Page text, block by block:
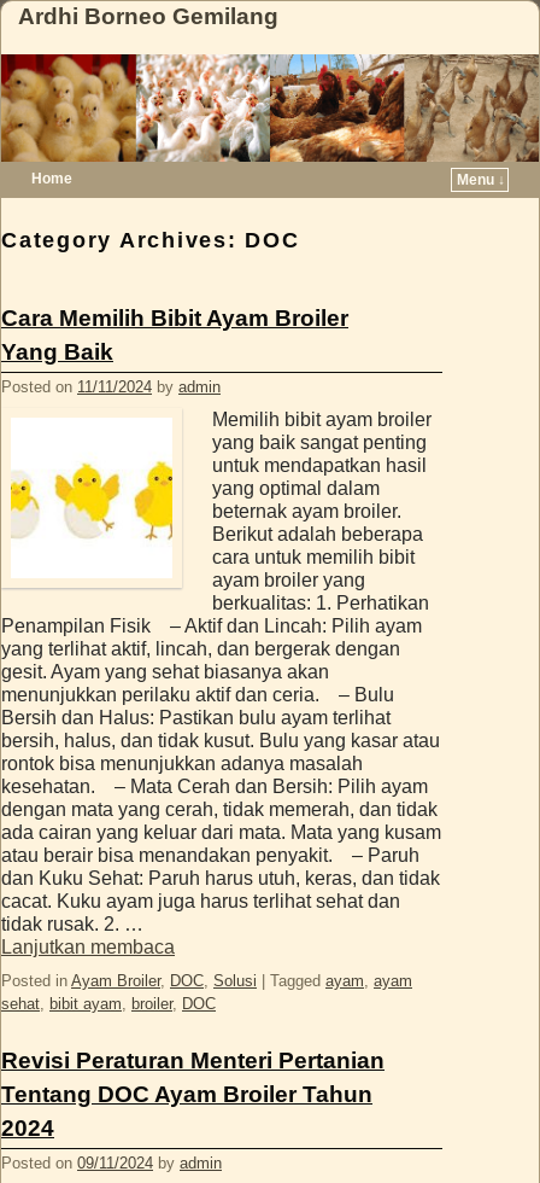
Ardhi Borneo Gemilang
Home
Menu ↓
Category Archives: DOC
Cara Memilih Bibit Ayam Broiler
Yang Baik
Posted on 11/11/2024 by admin
Memilih bibit ayam broiler
yang baik sangat penting
untuk mendapatkan hasil
yang optimal dalam
beternak ayam broiler.
Berikut adalah beberapa
cara untuk memilih bibit
ayam broiler yang
berkualitas: 1. Perhatikan
Penampilan Fisik – Aktif dan Lincah: Pilih ayam
yang terlihat aktif, lincah, dan bergerak dengan
gesit. Ayam yang sehat biasanya akan
menunjukkan perilaku aktif dan ceria. – Bulu
Bersih dan Halus: Pastikan bulu ayam terlihat
bersih, halus, dan tidak kusut. Bulu yang kasar atau
rontok bisa menunjukkan adanya masalah
kesehatan. – Mata Cerah dan Bersih: Pilih ayam
dengan mata yang cerah, tidak memerah, dan tidak
ada cairan yang keluar dari mata. Mata yang kusam
atau berair bisa menandakan penyakit. – Paruh
dan Kuku Sehat: Paruh harus utuh, keras, dan tidak
cacat. Kuku ayam juga harus terlihat sehat dan
tidak rusak. 2. …
Lanjutkan membaca
Posted in Ayam Broiler, DOC, Solusi Tagged ayam, ayam
sehat, bibit ayam, broiler, DOC
Revisi Peraturan Menteri Pertanian
Tentang DOC Ayam Broiler Tahun
2024
Posted on 09/11/2024 by admin